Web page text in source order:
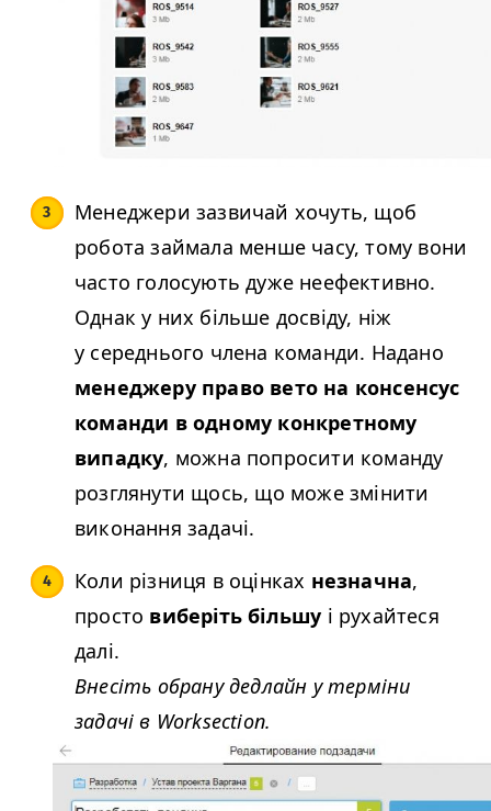
Менеджери зазвичай хочуть, щоб
робота займала менше часу, тому вони
часто голосують дуже неефективно.
Однак у них більше досвіду, ніж
у середнього члена команди. Надано
менеджеру право вето на консенсус
команди в одному конкретному
випадку, можна попросити команду
розглянути щось, що може змінити
виконання задачі.
Коли різниця в оцінках незначна,
просто виберіть більшу і рухайтеся
далі.
Внесіть обрану дедлайн у терміни
задачі в Worksection.